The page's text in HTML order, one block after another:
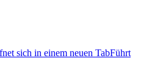
sich in einem neuen TabFührt